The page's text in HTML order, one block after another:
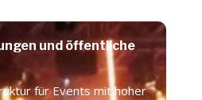
und öffentliche
für Events mit hoher